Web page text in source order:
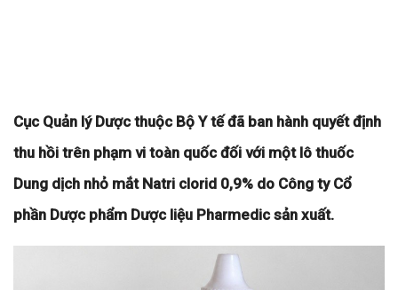
Cục Quản lý Dược thuộc Bộ Y tế đã ban hành quyết định
thu hồi trên phạm vi toàn quốc đối với một lô thuốc
Dung dịch nhỏ mắt Natri clorid 0,9% do Công ty Cổ
phần Dược phẩm Dược liệu Pharmedic sản xuất.